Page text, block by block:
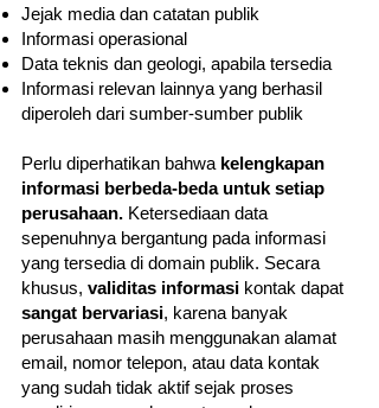
Jejak media dan catatan publik
Informasi operasional
Data teknis dan geologi, apabila tersedia
Informasi relevan lainnya yang berhasil
diperoleh dari sumber-sumber publik
Perlu diperhatikan bahwa kelengkapan
informasi berbeda-beda untuk setiap
perusahaan. Ketersediaan data
sepenuhnya bergantung pada informasi
yang tersedia di domain publik. Secara
khusus, validitas informasi kontak dapat
sangat bervariasi, karena banyak
perusahaan masih menggunakan alamat
email, nomor telepon, atau data kontak
yang sudah tidak aktif sejak proses